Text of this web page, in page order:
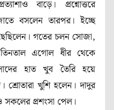
বাড়ে। প্রশ্নোত্তরে
বসলেন তারপর। ইচ্ছে
গতের চলন সোজা,
এগোল ধীর থেকে
হাত খুব তৈরি হয়ে
শ্রোতারা খুশি হলেন। দাদুর
সকলের প্রশংসা পেল।